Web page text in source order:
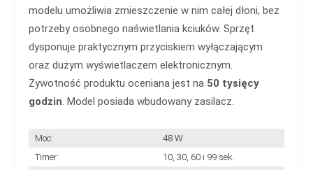
modelu umożliwia zmieszczenie w nim całej dłoni, bez
potrzeby osobnego naświetlania kciuków. Sprzęt
dysponuje praktycznym przyciskiem wyłączającym
oraz dużym wyświetlaczem elektronicznym.
Żywotność produktu oceniana jest na 50 tysięcy
godzin. Model posiada wbudowany zasilacz.
Moc:
48 W
Timer:
10, 30, 60 i 99 sek.